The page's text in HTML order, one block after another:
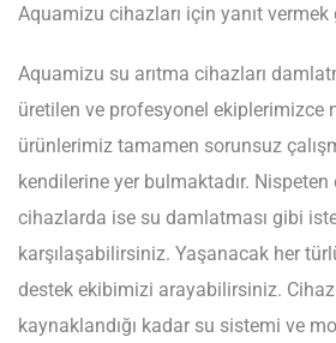
Aquamizu cihazları için yanıt vermek
Aquamizu su arıtma cihazları
üretilen ve profesyonel ekiplerimizce
ürünlerimiz tamamen sorunsuz
kendilerine yer bulmaktadır.
cihazlarda ise su damlatması gibi
karşılaşabilirsiniz. Yaşanacak her
destek ekibimizi arayabilirsiniz.
kaynaklandığı kadar su sistemi ve